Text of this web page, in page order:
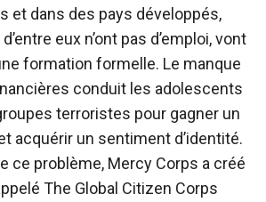
et dans des pays développés,
eux n’ont pas d’emploi, vont
formation formelle. Le manque
conduit les adolescents
terroristes pour gagner un
acquérir un sentiment d’identité.
ce problème, Mercy Corps a créé
The Global Citizen Corps